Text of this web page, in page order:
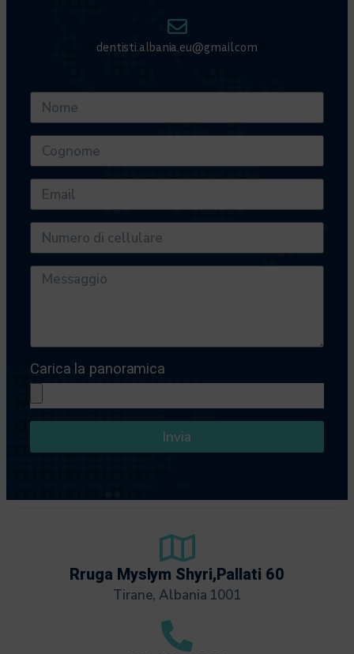
dentisti.albania.eu@gmail.com
Carica la panoramica
Invia
Rruga Myslym Shyri,Pallati 60
Tirane, Albania 1001